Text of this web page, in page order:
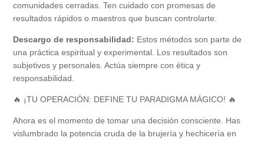
comunidades cerradas. Ten cuidado con promesas de
resultados rápidos o maestros que buscan controlarte.
Descargo de responsabilidad: Estos métodos son parte de
una práctica espiritual y experimental. Los resultados son
subjetivos y personales. Actúa siempre con ética y
responsabilidad.
🔥 ¡TU OPERACIÓN: DEFINE TU PARADIGMA MÁGICO! 🔥
Ahora es el momento de tomar una decisión consciente. Has
vislumbrado la potencia cruda de la brujería y hechicería en